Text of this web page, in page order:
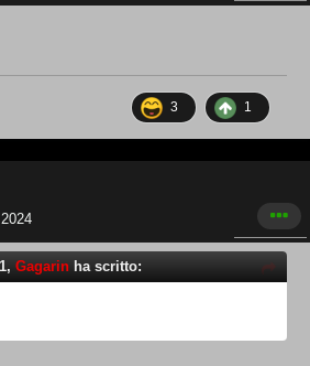
3 1
Gagarin ha scritto: